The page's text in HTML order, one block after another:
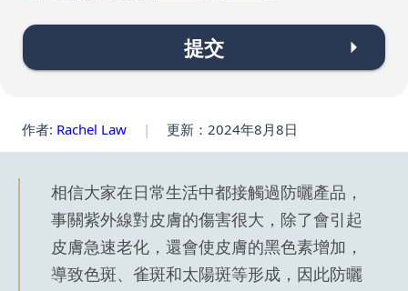
提交
作者: Rachel Law | 更新：2024年8月8日
相信大家在日常生活中都接觸過防曬產品，
事關紫外線對皮膚的傷害很大，除了會引起
皮膚急速老化，還會使皮膚的黑色素增加，
導致色斑、雀斑和太陽斑等形成，因此防曬